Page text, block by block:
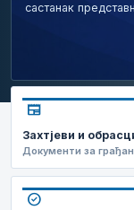
састанак
newspaper
Захтјеви и
Документи за
check_circle